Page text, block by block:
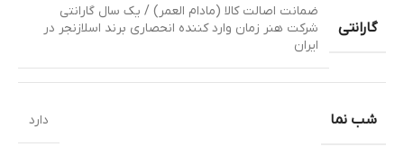
گارانتی
ضمانت اصالت کالا (مادام العمر) / یک سال گارانتی
شرکت هنر زمان وارد کننده انحصاری برند اسلازنجر در
ایران
شب نما دارد